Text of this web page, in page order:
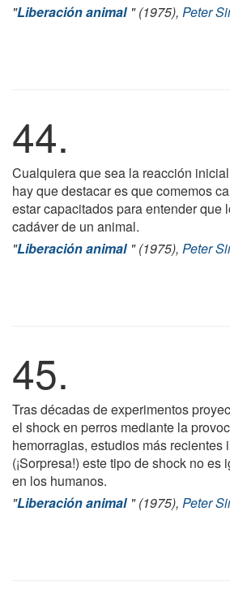
"Liberación animal " (1975), Peter
44.
Cualquiera que sea la reacción
hay que destacar es que comemos
estar capacitados para entender que
cadáver de un animal.
"Liberación animal " (1975), Peter
45.
Tras décadas de experimentos
el shock en perros mediante la
hemorragias, estudios más recientes
(¡Sorpresa!) este tipo de shock no es
en los humanos.
"Liberación animal " (1975), Peter